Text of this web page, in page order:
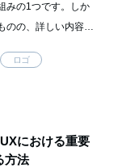
みの1つです。しか
のの、詳しい内容は
ロゴ
における重要
方法